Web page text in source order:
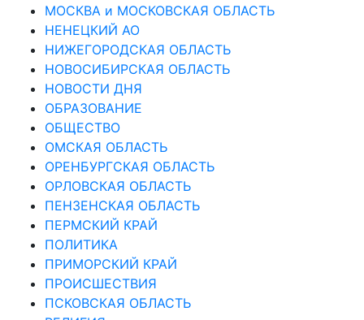
МОСКВА и МОСКОВСКАЯ ОБЛАСТЬ
НЕНЕЦКИЙ АО
НИЖЕГОРОДСКАЯ ОБЛАСТЬ
НОВОСИБИРСКАЯ ОБЛАСТЬ
НОВОСТИ ДНЯ
ОБРАЗОВАНИЕ
ОБЩЕСТВО
ОМСКАЯ ОБЛАСТЬ
ОРЕНБУРГСКАЯ ОБЛАСТЬ
ОРЛОВСКАЯ ОБЛАСТЬ
ПЕНЗЕНСКАЯ ОБЛАСТЬ
ПЕРМСКИЙ КРАЙ
ПОЛИТИКА
ПРИМОРСКИЙ КРАЙ
ПРОИСШЕСТВИЯ
ПСКОВСКАЯ ОБЛАСТЬ